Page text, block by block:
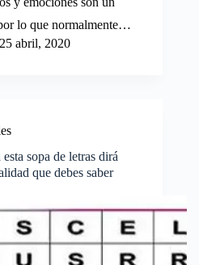
lo que normalmente…
25 abril, 2020
sopa de letras dirá
que debes saber